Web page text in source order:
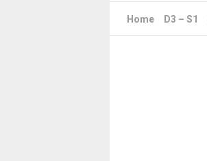
Home D3 – S1